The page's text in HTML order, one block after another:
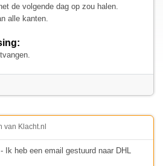
de volgende dag op zou halen.
alle kanten.
van Klacht.nl
- Ik heb een email gestuurd naar DHL